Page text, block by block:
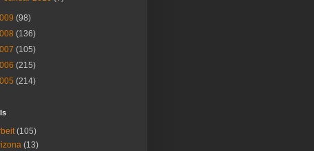
(98)
(136)
(105)
(215)
(214)
(105)
(13)